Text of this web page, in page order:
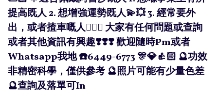
提高既人 2. 想增強運勢既人💫💥 3. 經常要外
出，或者揸車嘅人💁🏻‍♀️ 大家有任何問題或查詢
或者其他資訊有興趣❣️❣️❣️ 歡迎隨時Pm或者
Whatsapp我地 ☎️6449-6773 🎊💎👍🏻 🔮功效
非精密科學，僅供參考 🔮照片可能有少量色差
🔮查詢及落單可In